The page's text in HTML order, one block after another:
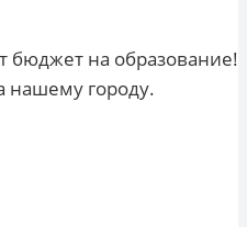
бюджет на образование!
нашему городу.